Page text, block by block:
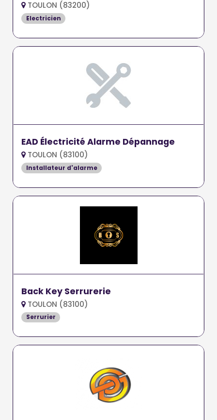
TOULON (83200)
Electricien
EAD Électricité Alarme Dépannage
TOULON (83100)
Installateur d'alarme
Back Key Serrurerie
TOULON (83100)
Serrurier